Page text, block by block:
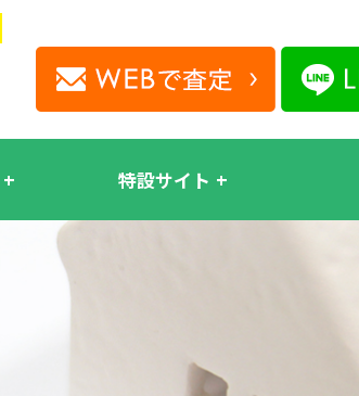
特設サイト